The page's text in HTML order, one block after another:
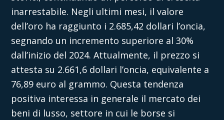
inarrestabile. Negli ultimi mesi, il valore
dell’oro ha raggiunto i 2.685,42 dollari l’oncia,
segnando un incremento superiore al 30%
dall’inizio del 2024. Attualmente, il prezzo si
attesta su 2.661,6 dollari l’oncia, equivalente a
76,89 euro al grammo. Questa tendenza
positiva interessa in generale il mercato dei
beni di lusso, settore in cui le borse si